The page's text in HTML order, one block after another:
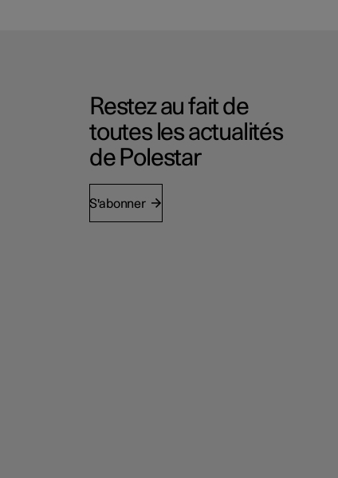
Restez au fait de
toutes les actualités
de Polestar
S'abonner